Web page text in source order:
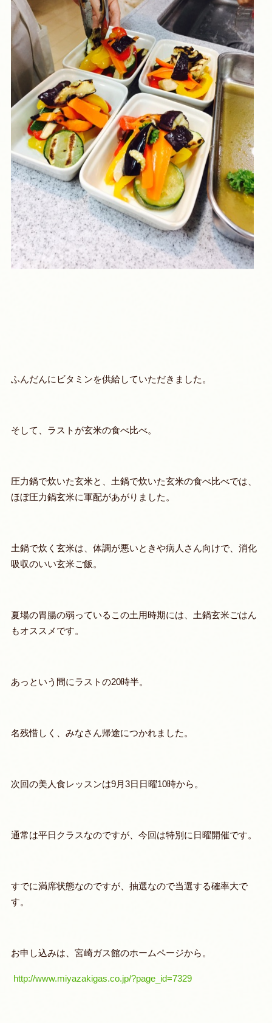
ふんだんにビタミンを供給していただきました。
そして、ラストが玄米の食べ比べ。
圧力鍋で炊いた玄米と、土鍋で炊いた玄米の食べ比べでは、
ほぼ圧力鍋玄米に軍配があがりました。
土鍋で炊く玄米は、体調が悪いときや病人さん向けで、消化
吸収のいい玄米ご飯。
夏場の胃腸の弱っているこの土用時期には、土鍋玄米ごはん
もオススメです。
あっという間にラストの20時半。
名残惜しく、みなさん帰途につかれました。
次回の美人食レッスンは9月3日日曜10時から。
通常は平日クラスなのですが、今回は特別に日曜開催です。
すでに満席状態なのですが、抽選なので当選する確率大で
す。
お申し込みは、宮崎ガス館のホームページから。
http://www.miyazakigas.co.jp/?page_id=7329